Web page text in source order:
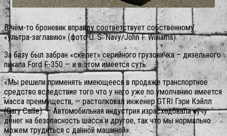
В чём-то броневик вправду соответствует собственному
«ультра-заглавию» (фото U. S. Navy/John F. Williams).
За базу был забран «скелет» серийного грузовичка – дизельного
пикапа Ford F-350 — и в этом имеется суть:
«Мы решили применять имеющееся в продаже транспортное
средство вследствие того что у него уже по умолчанию имеется
масса преимуществ, — растолковал инженер GTRI Гэри Кэйлл
(Gary Caille). — Автомобильная индустрия израсходовала кучу
денег на безопасность шасси и другое, так что мы нормально
можем трудиться с данной машиной».